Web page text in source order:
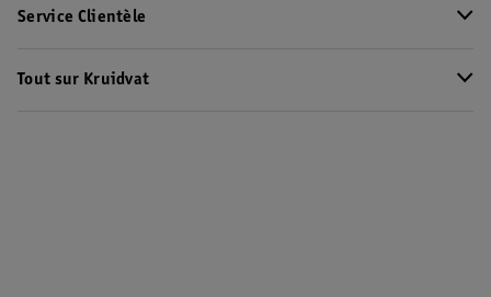
Service Clientèle
Tout sur Kruidvat